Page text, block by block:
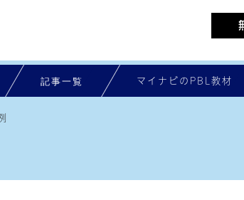
記事一覧 マイナビのPBL教材